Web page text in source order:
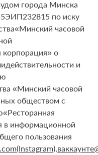
города Минска
по иску
часовой
корпорация» о
и
«Минский часовой
обществом с
в информационной
пользования